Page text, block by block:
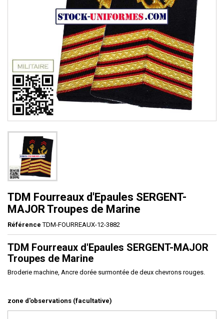
TDM Fourreaux d'Epaules SERGENT-
MAJOR Troupes de Marine
Référence TDM-FOURREAUX-12-3882
TDM Fourreaux d'Epaules SERGENT-MAJOR
Troupes de Marine
Broderie machine, Ancre dorée surmontée de deux chevrons rouges.
zone d'observations (facultative)